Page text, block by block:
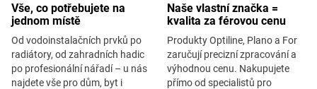
Vše, co potřebujete na
jednom místě
Od vodoinstalačních prvků po
radiátory, od zahradních hadic
po profesionální nářadí – u nás
najdete vše pro dům, byt i
Naše vlastní značka =
kvalita za férovou cenu
Produkty Optiline, Plano a For
zaručují precizní zpracování a
výhodnou cenu. Nakupujete
přímo od specialistů pro